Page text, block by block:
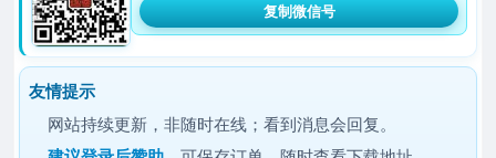
复制微信号
友情提示
网站持续更新，非随时在线；看到消息会回复。